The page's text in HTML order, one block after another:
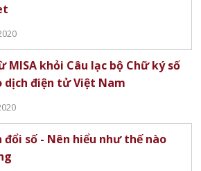
MISA khỏi Câu lạc bộ Chữ ký số
dịch điện tử Việt Nam
đổi số - Nên hiểu như thế nào